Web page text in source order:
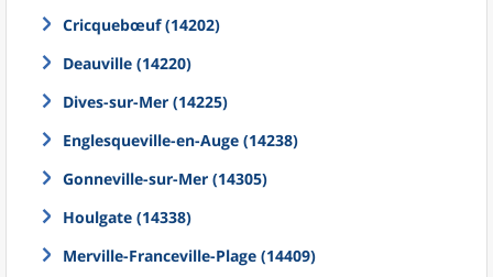
Cricquebœuf (14202)
Deauville (14220)
Dives-sur-Mer (14225)
Englesqueville-en-Auge (14238)
Gonneville-sur-Mer (14305)
Houlgate (14338)
Merville-Franceville-Plage (14409)